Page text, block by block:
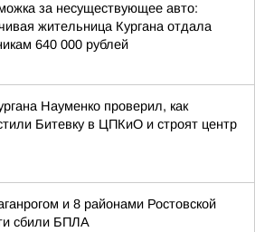
за несуществующее авто:
жительница Кургана отдала
640 000 рублей
Науменко проверил, как
Битевку в ЦПКиО и строят центр
и 8 районами Ростовской
сбили БПЛА